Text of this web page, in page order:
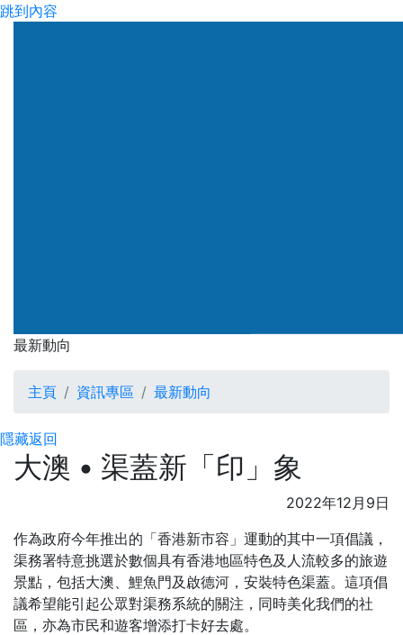
跳到內容
最新動向
最新動向
主頁 資訊專區 最新動向
隱藏返回
大澳 • 渠蓋新「印」象
2022年12月9日
作為政府今年推出的「香港新市容」運動的其中一項倡議，
渠務署特意挑選於數個具有香港地區特色及人流較多的旅遊
景點，包括大澳、鯉魚門及啟德河，安裝特色渠蓋。這項倡
議希望能引起公眾對渠務系統的關注，同時美化我們的社
區，亦為市民和遊客增添打卡好去處。